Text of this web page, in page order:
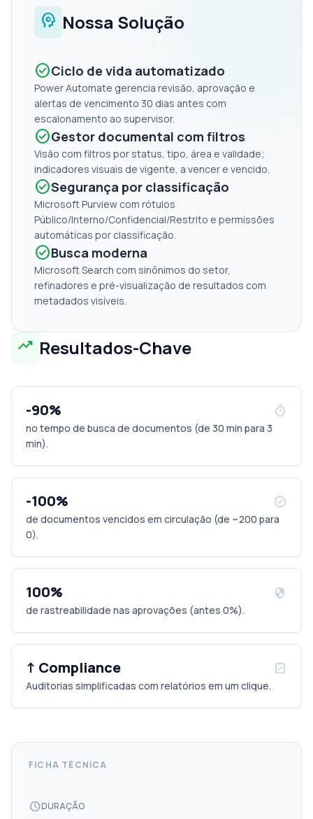
psychology Nossa Solução
check_circleCiclo de vida automatizado
Power Automate gerencia revisão, aprovação e
alertas de vencimento 30 dias antes com
escalonamento ao supervisor.
check_circleGestor documental com filtros
Visão com filtros por status, tipo, área e validade;
indicadores visuais de vigente, a vencer e vencido.
check_circleSegurança por classificação
Microsoft Purview com rótulos
Público/Interno/Confidencial/Restrito e permissões
automáticas por classificação.
check_circleBusca moderna
Microsoft Search com sinônimos do setor,
refinadores e pré-visualização de resultados com
metadados visíveis.
trending_up Resultados-Chave
-90% timer
no tempo de busca de documentos (de 30 min para 3
min).
-100% verified
de documentos vencidos em circulação (de ~200 para
0).
100% security
de rastreabilidade nas aprovações (antes 0%).
↑ Compliance assignment_turned_in
Auditorias simplificadas com relatórios em um clique.
FICHA TÉCNICA
scheduleDURAÇÃO